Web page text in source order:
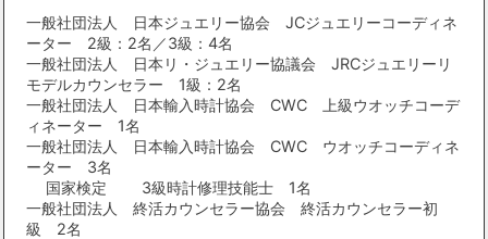
一般社団法人 日本ジュエリー協会 JCジュエリーコーディネ
ーター 2級：2名／3級：4名
一般社団法人 日本リ・ジュエリー協議会 JRCジュエリーリ
モデルカウンセラー 1級：2名
一般社団法人 日本輸入時計協会 CWC 上級ウオッチコーデ
ィネーター 1名
一般社団法人 日本輸入時計協会 CWC ウオッチコーディネ
ーター 3名
国家検定 3級時計修理技能士 1名
一般社団法人 終活カウンセラー協会 終活カウンセラー初
級 2名